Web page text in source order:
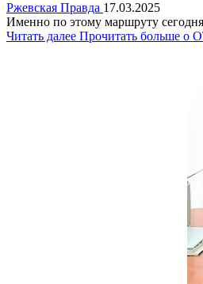
Ржевская Правда 17.03.2025
Именно по этому маршруту
Читать далее Прочитать